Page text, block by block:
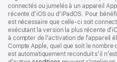
connectés ou jumelés à un appareil
récente d’iOS ou d’iPadOS. Pour
est nécessaire que celle-ci soit
exécutant la version la plus récente
à compter de l’activation de l’appareil
Compte Apple, quel que soit le nombre
est automatiquement reconduit s’il